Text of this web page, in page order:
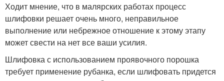
Ходит мнение, что в малярских работах процесс
шлифовки решает очень много, неправильное
выполнение или небрежное отношение к этому этапу
может свести на нет все ваши усилия.
Шлифовка с использованием проявочного порошка
требует применение рубанка, если шлифовать придется